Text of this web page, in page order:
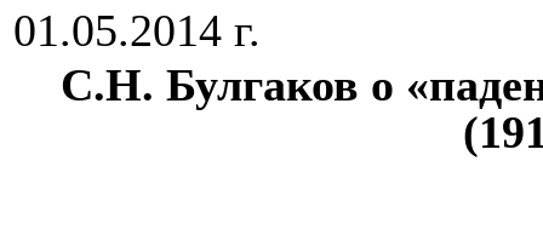
01.05.2014 г.
С.Н. Булгаков о